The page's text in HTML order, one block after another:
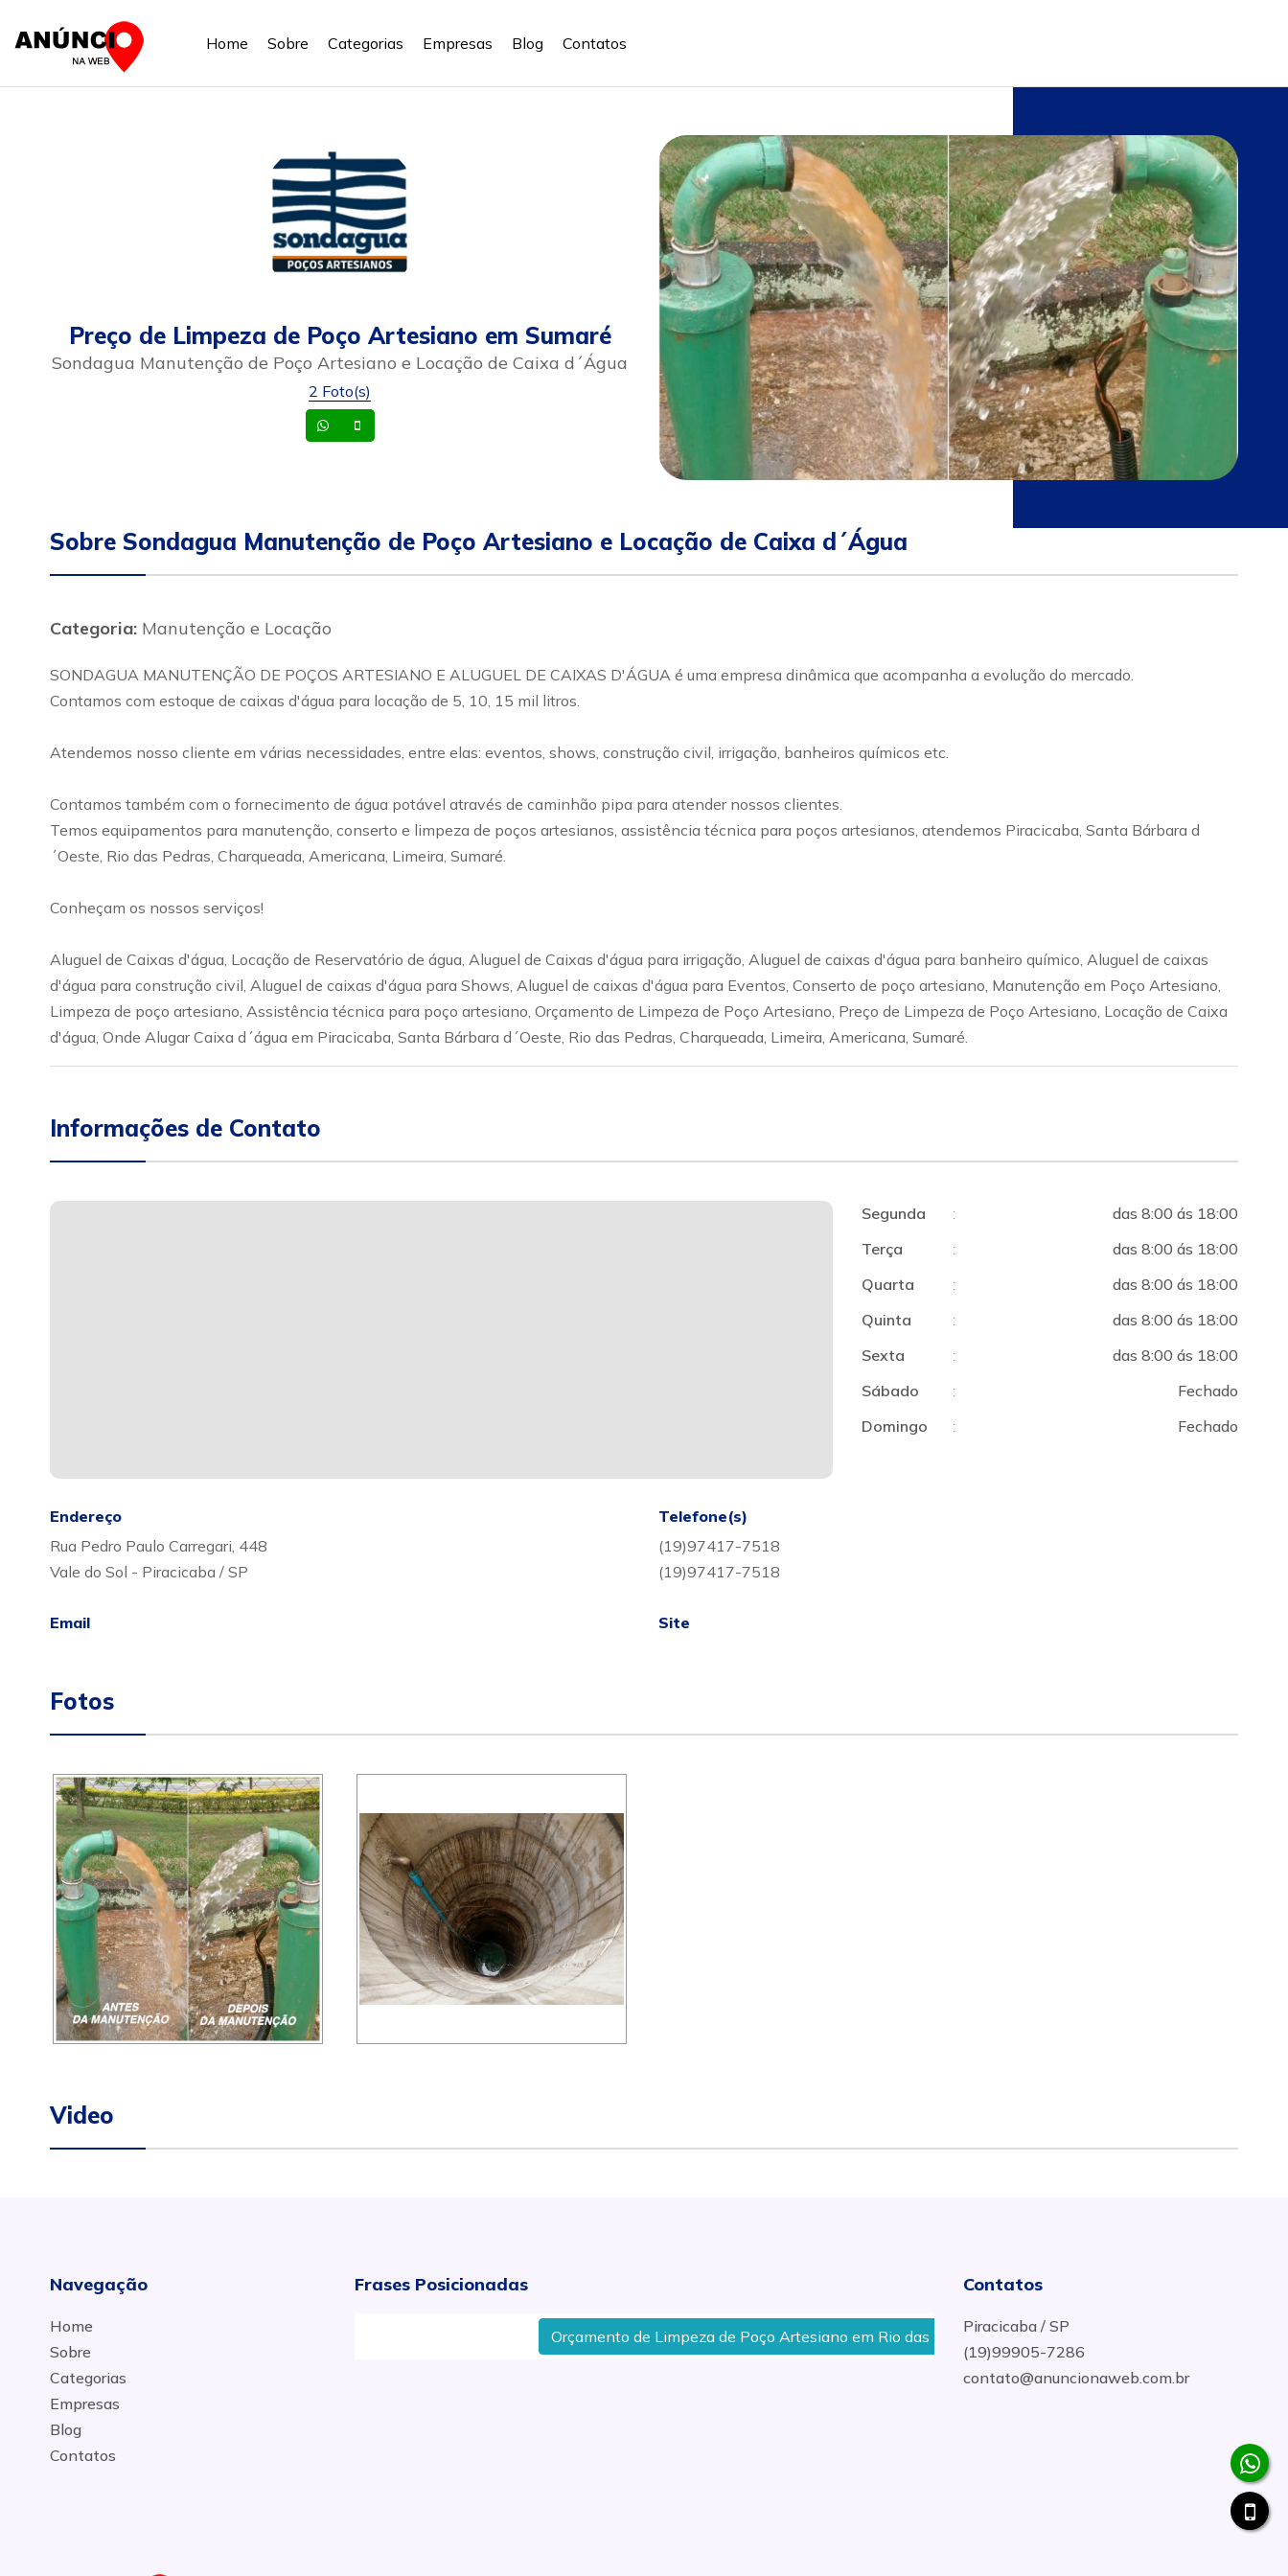
Home Sobre Categorias Empresas Blog Contatos
Preço de Limpeza de Poço Artesiano em Sumaré
Sondagua Manutenção de Poço Artesiano e Locação de Caixa d´Água
2 Foto(s)
Whatsapp
Sobre Sondagua Manutenção de Poço Artesiano e Locação de Caixa d´Água
Categoria: Manutenção e Locação
SONDAGUA MANUTENÇÃO DE POÇOS ARTESIANO E ALUGUEL DE CAIXAS D'ÁGUA é uma empresa dinâmica que acompanha a evolução do mercado.
Contamos com estoque de caixas d'água para locação de 5, 10, 15 mil litros.
Atendemos nosso cliente em várias necessidades, entre elas: eventos, shows, construção civil, irrigação, banheiros químicos etc.
Contamos também com o fornecimento de água potável através de caminhão pipa para atender nossos clientes.
Temos equipamentos para manutenção, conserto e limpeza de poços artesianos, assistência técnica para poços artesianos, atendemos Piracicaba, Santa Bárbara d
´Oeste, Rio das Pedras, Charqueada, Americana, Limeira, Sumaré.
Conheçam os nossos serviços!
Aluguel de Caixas d'água, Locação de Reservatório de água, Aluguel de Caixas d'água para irrigação, Aluguel de caixas d'água para banheiro químico, Aluguel de caixas
d'água para construção civil, Aluguel de caixas d'água para Shows, Aluguel de caixas d'água para Eventos, Conserto de poço artesiano, Manutenção em Poço Artesiano,
Limpeza de poço artesiano, Assistência técnica para poço artesiano, Orçamento de Limpeza de Poço Artesiano, Preço de Limpeza de Poço Artesiano, Locação de Caixa
d'água, Onde Alugar Caixa d´água em Piracicaba, Santa Bárbara d´Oeste, Rio das Pedras, Charqueada, Limeira, Americana, Sumaré.
Informações de Contato
Segunda :
das 8:00 ás 18:00
Terça
:
das 8:00 ás 18:00
Quarta
:
das 8:00 ás 18:00
Quinta
:
das 8:00 ás 18:00
Sexta
:
das 8:00 ás 18:00
Sábado
:
Fechado
Domingo
: Fechado
Endereço
Rua Pedro Paulo Carregari, 448
Vale do Sol - Piracicaba / SP
Telefone(s)
(19)97417-7518
(19)97417-7518
Email Site
Fotos
Video
Navegação
Home
Sobre
Categorias
Empresas
Blog
Contatos
Frases Posicionadas
Orçamento de Limpeza de Poço Artesiano em Rio das Pedras Conserto de poço artesiano em Piracicaba
Contatos
Piracicaba / SP
(19)99905-7286
contato@anuncionaweb.com.br